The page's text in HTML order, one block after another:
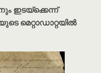
ഇടയ്ക്കെന്ന്
മെറ്റാഡാറ്റയിൽ